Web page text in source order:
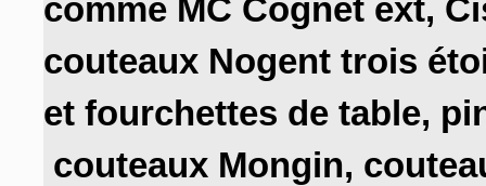
comme MC Cognet ext, C
couteaux Nogent trois
et fourchettes de table,
couteaux Mongin,